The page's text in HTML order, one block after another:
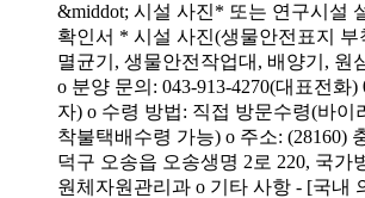
&middot; 시설 사진* 또는 연구시설
확인서 * 시설 사진(생물안전표지 부
멸균기, 생물안전작업대, 배양기, 원
o 분양 문의: 043-913-4270(대표전화)
자) o 수령 방법: 직접 방문수령(바이
착불택배수령 가능) o 주소: (28160)
덕구 오송읍 오송생명 2로 220, 국가
원체자원관리과 o 기타 사항 - [국내